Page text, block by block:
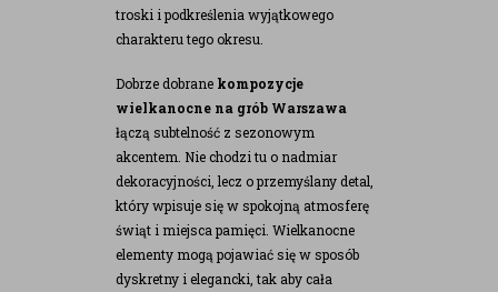
troski i podkreślenia wyjątkowego
charakteru tego okresu.
Dobrze dobrane kompozycje
wielkanocne na grób Warszawa
łączą subtelność z sezonowym
akcentem. Nie chodzi tu o nadmiar
dekoracyjności, lecz o przemyślany detal,
który wpisuje się w spokojną atmosferę
świąt i miejsca pamięci. Wielkanocne
elementy mogą pojawiać się w sposób
dyskretny i elegancki, tak aby cała